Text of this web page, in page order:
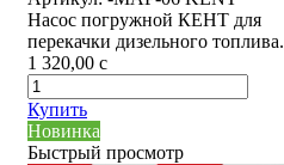
Насос погружной КЕНТ для
перекачки дизельного топлива.
1 320,00 c
Купить
Новинка
Быстрый просмотр